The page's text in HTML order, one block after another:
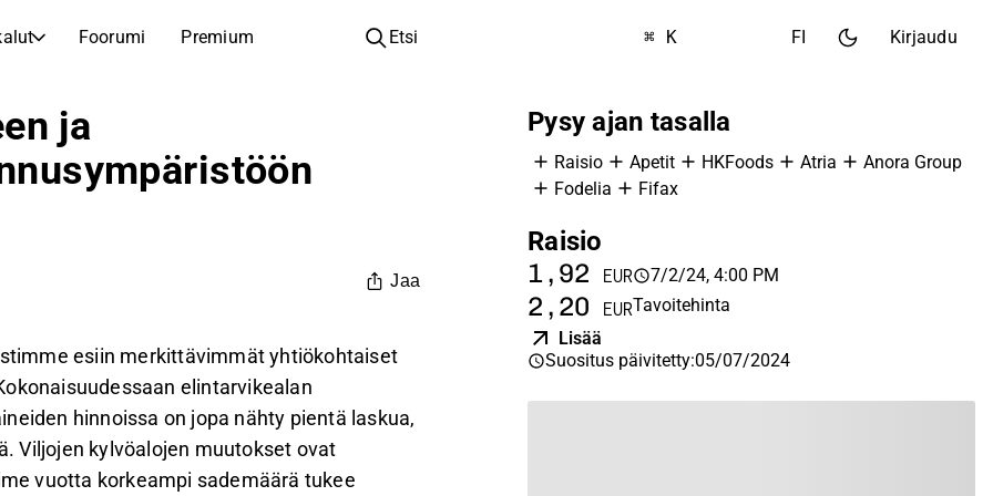
Foorumi Premium
Yhtiöt
Selaa ja suodata listattujen yhtiöiden listaa
Yhtiökokouskutsut
Analyysikoulu
Opi lukemaan ja ymmärtämään osakeanalyysiä
Etsi ⌘ K FI Kirjaudu
ja
Jaa
esiin merkittävimmät yhtiökohtaiset
elintarvikealan
hinnoissa on jopa nähty pientä laskua,
Viljojen kylvöalojen muutokset ovat
vuotta korkeampi sademäärä tukee
Pysy ajan tasalla
Raisio Apetit HKFoods Atria
Anora Group
Fodelia
Fifax
Raisio
1,92 EUR 7/2/24, 4:00 PM
2,20 EURTavoitehinta
Lisää
Suositus päivitetty:05/07/2024